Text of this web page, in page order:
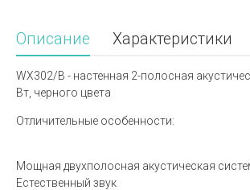
Описание Характеристики
WX302/B - настенная 2-полосная
Вт, черного цвета
Отличительные особенности:
Мощная двухполосная акустическая
Естественный звук